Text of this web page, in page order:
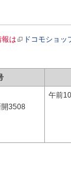
は ドコモショ
開3508
午前